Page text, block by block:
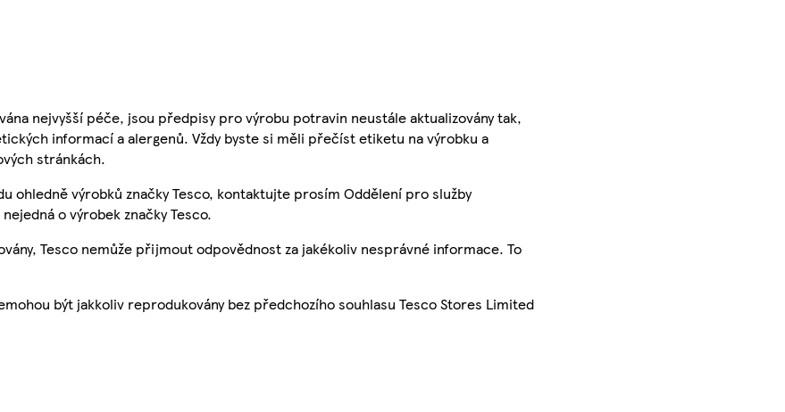
nejvyšší péče, jsou předpisy pro výrobu potravin neustále aktualizovány tak,
informací a alergenů. Vždy byste si měli přečíst etiketu na výrobku a
stránkách.
ohledně výrobků značky Tesco, kontaktujte prosím Oddělení pro služby
o výrobek značky Tesco.
Tesco nemůže přijmout odpovědnost za jakékoliv nesprávné informace. To
být jakkoliv reprodukovány bez předchozího souhlasu Tesco Stores Limited